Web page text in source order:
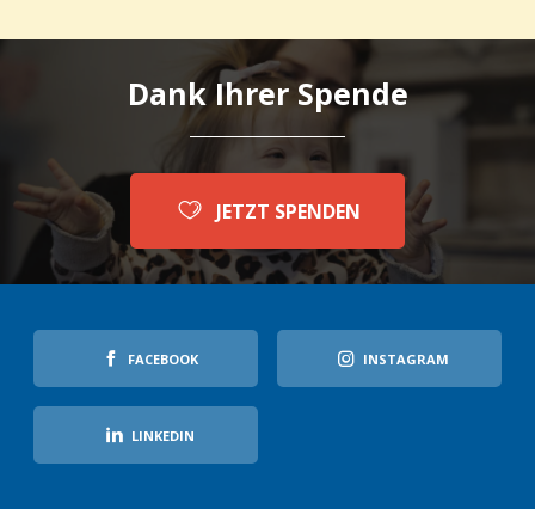
Dank Ihrer Spende
JETZT SPENDEN
FACEBOOK INSTAGRAM
LINKEDIN